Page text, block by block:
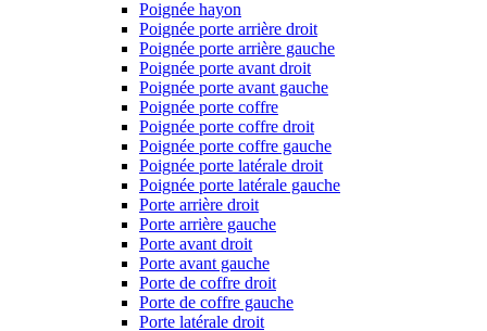
Poignée hayon
Poignée porte arrière droit
Poignée porte arrière gauche
Poignée porte avant droit
Poignée porte avant gauche
Poignée porte coffre
Poignée porte coffre droit
Poignée porte coffre gauche
Poignée porte latérale droit
Poignée porte latérale gauche
Porte arrière droit
Porte arrière gauche
Porte avant droit
Porte avant gauche
Porte de coffre droit
Porte de coffre gauche
Porte latérale droit